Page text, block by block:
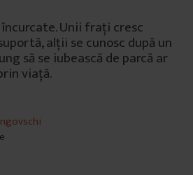
Unii frați cresc
alții se cunosc după un
să se iubească de parcă ar
viață.